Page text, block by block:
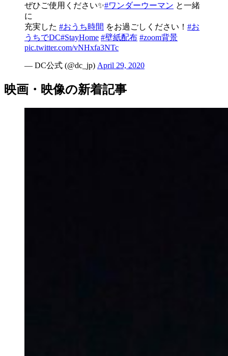
ぜひご使用ください✨#ワンダーウーマン と一緒
に
充実した #おうち時間 をお過ごしください！ #お
うちでDC#StayHome #壁紙配布 #zoom背景
pic.twitter.com/vNHxfa3NTc
— DC公式 (@dc_jp) April 29, 2020
映画・映像の新着記事